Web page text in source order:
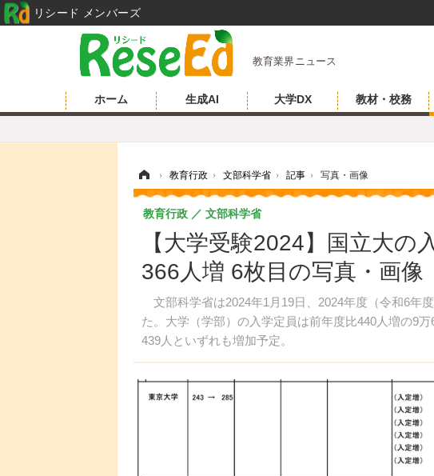
教育業界ニュース
ホーム 生成AI 大学DX 教材・校務
› 教育行政 › 文部科学省 › 記事 › 写真・画像
【大学受験2024】国立大の
366人増 6枚目の写真・画像
文部科学省は2024年1月19日、2024年度（令和6年
た。大学（学部）の入学定員は前年度比440人増の9
439人といずれも増加予定。
教育行政 文部科学省
リシード メンバーズ